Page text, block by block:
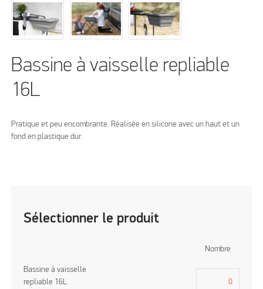
Bassine à vaisselle repliable
16L
Pratique et peu encombrante. Réalisée en silicone avec un haut et un
fond en plastique dur.
Sélectionner le produit
Nombre
Bassine à vaisselle
repliable 16L